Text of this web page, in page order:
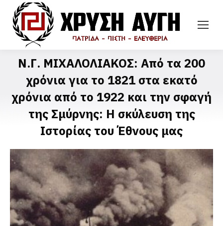
Ν.Γ. ΜΙΧΑΛΟΛΙΑΚΟΣ: Από τα 200
χρόνια για το 1821 στα εκατό
χρόνια από το 1922 και την σφαγή
της Σμύρνης: Η σκύλευση της
Ιστορίας του Έθνους μας